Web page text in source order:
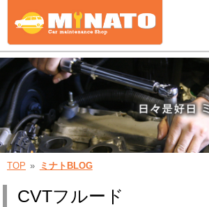
TOP ミナトBLOG
CVTフルード